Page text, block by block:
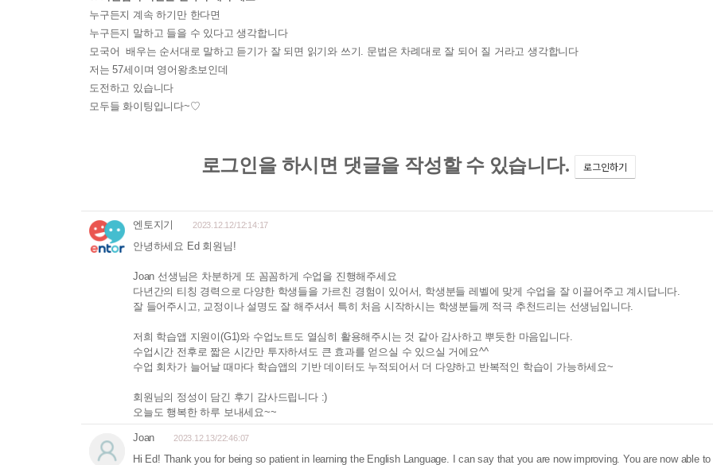
누구든지 계속 하기만 한다면
누구든지 말하고 들을 수 있다고 생각합니다
모국어 배우는 순서대로 말하고 듣기가 잘 되면 읽기와 쓰기. 문법은 차례대로 잘 되어 질 거라고 생각합니다
저는 57세이며 영어왕초보인데
도전하고 있습니다
모두들 화이팅입니다~♡